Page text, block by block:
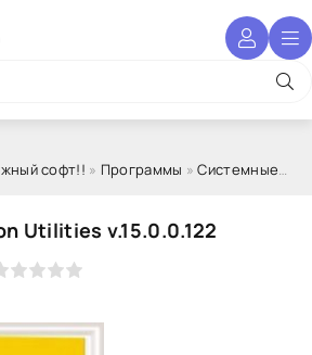
софт!! » Программы »Системные программы
Utilities v.15.0.0.122